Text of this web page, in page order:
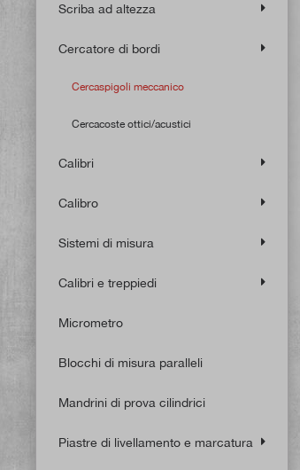
Scriba ad altezza
Cercatore di bordi
Cercaspigoli meccanico
Cercacoste ottici/acustici
Calibri
Calibro
Sistemi di misura
Calibri e treppiedi
Micrometro
Blocchi di misura paralleli
Mandrini di prova cilindrici
Piastre di livellamento e marcatura